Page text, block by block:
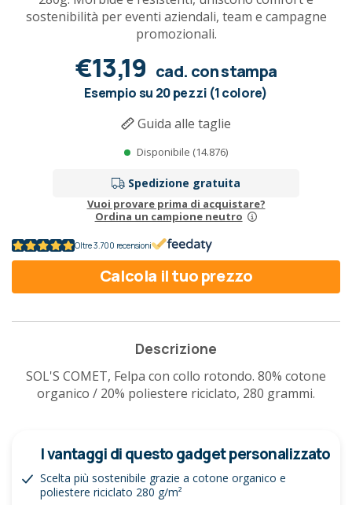
sostenibilità per eventi aziendali, team e campagne
promozionali.
€13,19 cad. con stampa
Esempio su 20 pezzi (1 colore)
Guida alle taglie
Disponibile (14.876)
Spedizione gratuita
Vuoi provare prima di acquistare?
Ordina un campione neutro
Oltre 3.700 recensioni
Calcola il tuo prezzo
Descrizione
SOL'S COMET, Felpa con collo rotondo. 80% cotone
organico / 20% poliestere riciclato, 280 grammi.
I vantaggi di questo gadget personalizzato
Scelta più sostenibile grazie a cotone organico e
poliestere riciclato 280 g/m²